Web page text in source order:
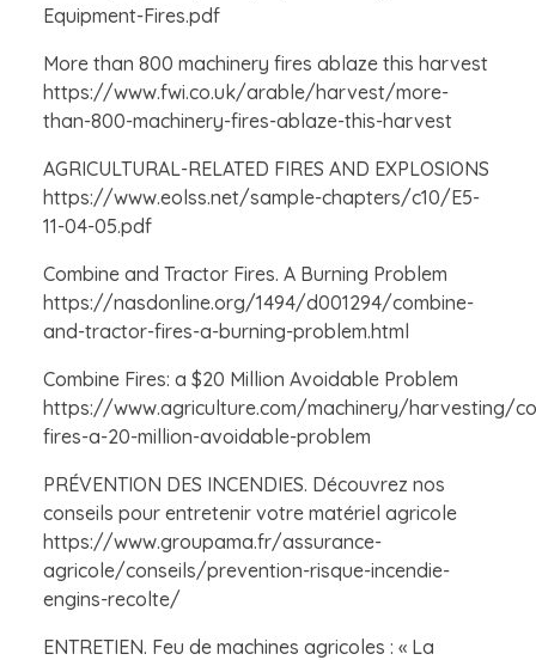
Equipment-Fires.pdf
More than 800 machinery fires ablaze this harvest
https://www.fwi.co.uk/arable/harvest/more-
than-800-machinery-fires-ablaze-this-harvest
AGRICULTURAL-RELATED FIRES AND EXPLOSIONS
https://www.eolss.net/sample-chapters/c10/E5-
11-04-05.pdf
Combine and Tractor Fires. A Burning Problem
https://nasdonline.org/1494/d001294/combine-
and-tractor-fires-a-burning-problem.html
Combine Fires: a $20 Million Avoidable Problem
https://www.agriculture.com/machinery/harvesting/
fires-a-20-million-avoidable-problem
PRÉVENTION DES INCENDIES. Découvrez nos
conseils pour entretenir votre matériel agricole
https://www.groupama.fr/assurance-
agricole/conseils/prevention-risque-incendie-
engins-recolte/
ENTRETIEN. Feu de machines agricoles : « La